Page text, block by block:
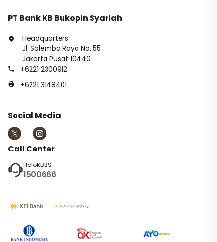
PT Bank KB Bukopin Syariah
Headquarters
Jl. Salemba Raya No. 55
Jakarta Pusat 10440
+6221 2300912
+6221 3148401
Social Media
Call Center
HaloKBBS
1500666